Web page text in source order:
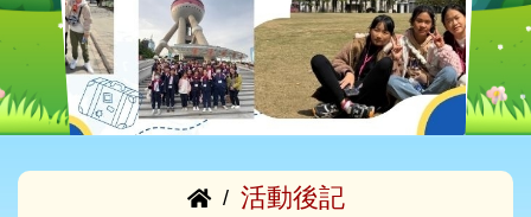
/ 活動後記